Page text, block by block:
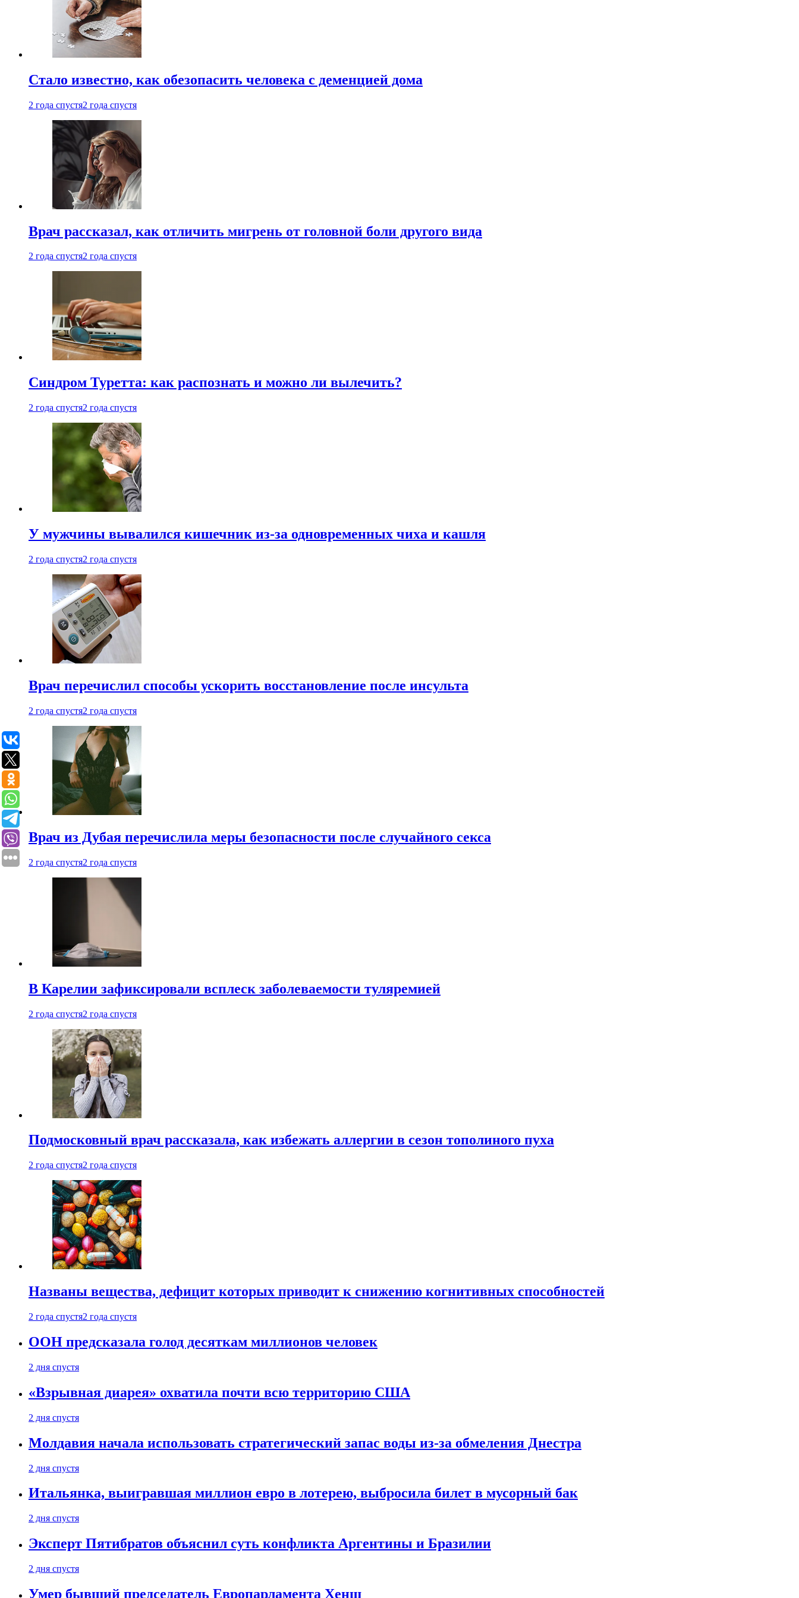
Стало известно, как обезопасить человека с деменцией дома
2 года спустя2 года спустя
Врач рассказал, как отличить мигрень от головной боли другого вида
2 года спустя2 года спустя
Синдром Туретта: как распознать и можно ли вылечить?
2 года спустя2 года спустя
У мужчины вывалился кишечник из-за одновременных чиха и кашля
2 года спустя2 года спустя
Врач перечислил способы ускорить восстановление после инсульта
2 года спустя2 года спустя
Врач из Дубая перечислила меры безопасности после случайного секса
2 года спустя2 года спустя
В Карелии зафиксировали всплеск заболеваемости туляремией
2 года спустя2 года спустя
Подмосковный врач рассказала, как избежать аллергии в сезон тополиного пуха
2 года спустя2 года спустя
Названы вещества, дефицит которых приводит к снижению когнитивных способностей
2 года спустя2 года спустя
ООН предсказала голод десяткам миллионов человек
2 дня спустя
«Взрывная диарея» охватила почти всю территорию США
2 дня спустя
Молдавия начала использовать стратегический запас воды из-за обмеления Днестра
2 дня спустя
Итальянка, выигравшая миллион евро в лотерею, выбросила билет в мусорный бак
2 дня спустя
Эксперт Пятибратов объяснил суть конфликта Аргентины и Бразилии
2 дня спустя
Умер бывший председатель Европарламента Хенш